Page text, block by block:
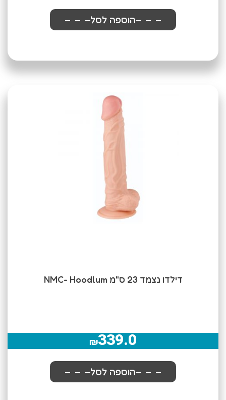
הוספה לסל
דילדו נצמד 23 ס"מ NMC- Hoodlum
₪339.0
הוספה לסל